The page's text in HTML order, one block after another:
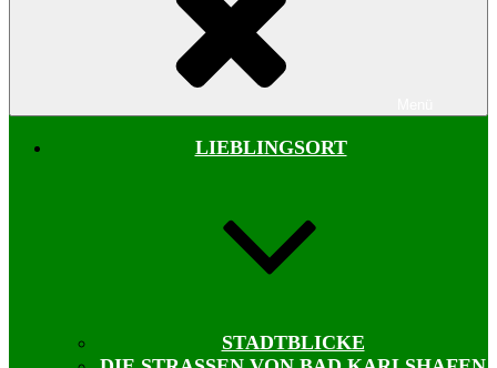
LIEBLINGSORT
STADTBLICKE